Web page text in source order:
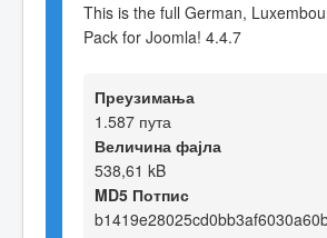
This is the full German,
Pack for Joomla! 4.4.7
Преузимања
1.587 пута
Величина фајла
538,61 kB
MD5 Потпис